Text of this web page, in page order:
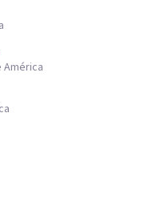
América